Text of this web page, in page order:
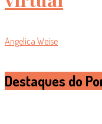
Angelica Weise
Destaques do